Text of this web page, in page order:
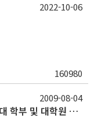
160980
2022-10-06
[국내교류] 2009학년도 제2학기 이화여대 학부 및 대학원 수학안내
2009-08-04